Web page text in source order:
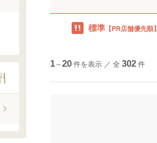
石
標準【PR店舗優先順】
1～20件を表示 ／ 全 302件